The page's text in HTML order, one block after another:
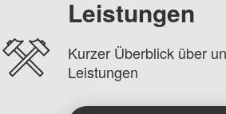
Leistungen
Kurzer Überblick über
Leistungen